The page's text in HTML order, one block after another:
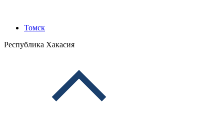
Томск
Республика Хакасия